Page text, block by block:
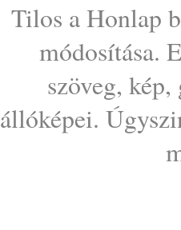
Tilos a Honlap
módosítása.
szöveg,
állóképei.